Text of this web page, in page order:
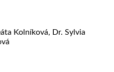
Kolníková, Dr. Sylvia